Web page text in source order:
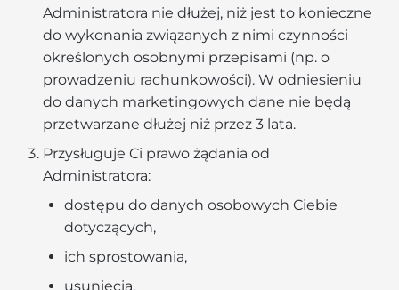
Administratora nie dłużej, niż jest to konieczne
do wykonania związanych z nimi czynności
określonych osobnymi przepisami (np. o
prowadzeniu rachunkowości). W odniesieniu
do danych marketingowych dane nie będą
przetwarzane dłużej niż przez 3 lata.
Przysługuje Ci prawo żądania od
Administratora:
dostępu do danych osobowych Ciebie
dotyczących,
ich sprostowania,
usunięcia,